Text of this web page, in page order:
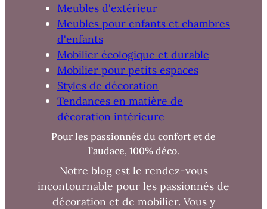
Meubles d'extérieur
Meubles pour enfants et chambres
d'enfants
Mobilier écologique et durable
Mobilier pour petits espaces
Styles de décoration
Tendances en matière de
décoration intérieure
Pour les passionnés du confort et de
l’audace, 100% déco.
Notre blog est le rendez-vous
incontournable pour les passionnés de
décoration et de mobilier. Vous y